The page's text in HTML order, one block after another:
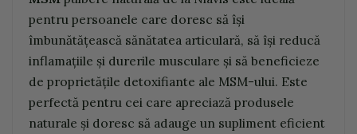
pentru persoanele care doresc să își
îmbunătățească sănătatea articulară, să își reducă
inflamațiile și durerile musculare și să beneficieze
de proprietățile detoxifiante ale MSM-ului. Este
perfectă pentru cei care apreciază produsele
naturale și doresc să adauge un supliment eficient